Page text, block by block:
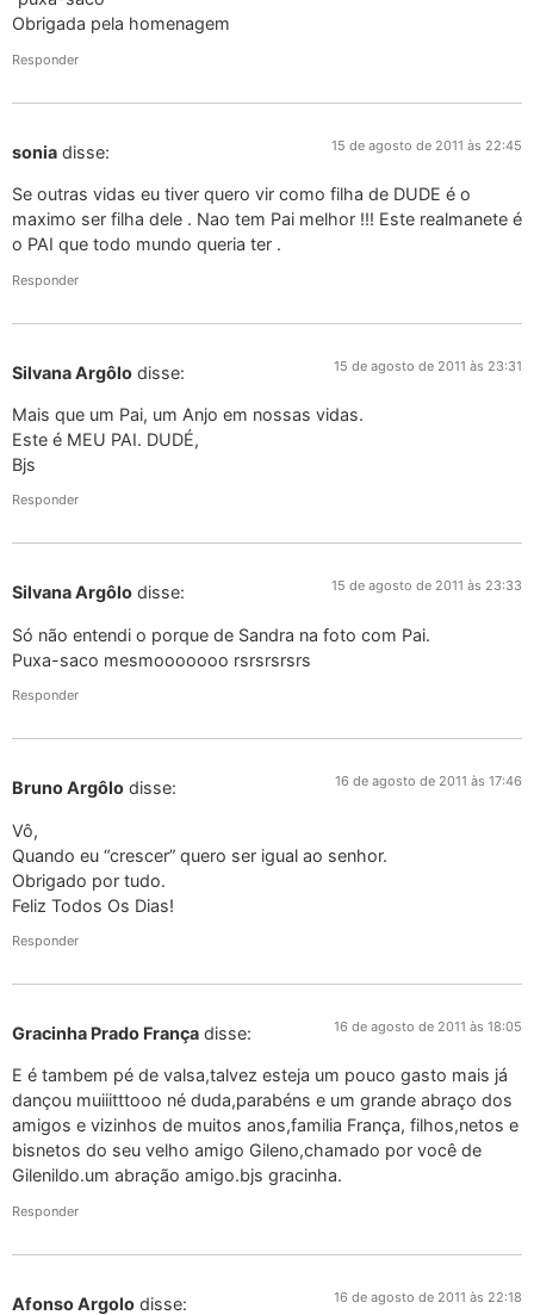
Obrigada pela homenagem
Responder
sonia disse: 15 de agosto de 2011 às 22:45
Se outras vidas eu tiver quero vir como filha de DUDE é o
maximo ser filha dele . Nao tem Pai melhor !!! Este realmanete é
o PAI que todo mundo queria ter .
Responder
Silvana Argôlo disse: 15 de agosto de 2011 às 23:31
Mais que um Pai, um Anjo em nossas vidas.
Este é MEU PAI. DUDÉ,
Bjs
Responder
Silvana Argôlo disse: 15 de agosto de 2011 às 23:33
Só não entendi o porque de Sandra na foto com Pai.
Puxa-saco mesmooooooo rsrsrsrsrs
Responder
Bruno Argôlo disse: 16 de agosto de 2011 às 17:46
Vô,
Quando eu “crescer” quero ser igual ao senhor.
Obrigado por tudo.
Feliz Todos Os Dias!
Responder
Gracinha Prado França disse: 16 de agosto de 2011 às 18:05
E é tambem pé de valsa,talvez esteja um pouco gasto mais já
dançou muiiitttooo né duda,parabéns e um grande abraço dos
amigos e vizinhos de muitos anos,familia França, filhos,netos e
bisnetos do seu velho amigo Gileno,chamado por você de
Gilenildo.um abração amigo.bjs gracinha.
Responder
Afonso Argolo disse: 16 de agosto de 2011 às 22:18